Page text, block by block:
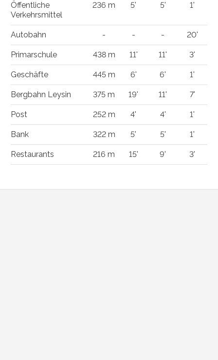
Öffentliche
Verkehrsmittel
236 m 5' 5' 1'
Autobahn - - - 20'
Primarschule 438 m 11' 11' 3'
Geschäfte 445 m 6' 6' 1'
Bergbahn Leysin 375 m 19' 11' 7'
Post 252 m 4' 4' 1'
Bank 322 m 5' 5' 1'
Restaurants 216 m 15' 9' 3'